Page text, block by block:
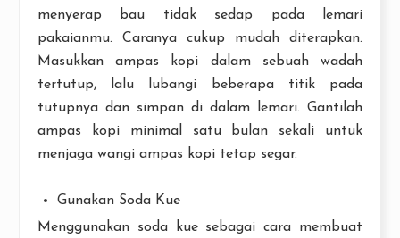
menyerap bau tidak sedap pada lemari
pakaianmu. Caranya cukup mudah diterapkan.
Masukkan ampas kopi dalam sebuah wadah
tertutup, lalu lubangi beberapa titik pada
tutupnya dan simpan di dalam lemari. Gantilah
ampas kopi minimal satu bulan sekali untuk
menjaga wangi ampas kopi tetap segar.
Gunakan Soda Kue
Menggunakan soda kue sebagai cara membuat